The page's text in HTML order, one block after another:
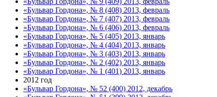
«Бульвар Гордона», № 8 (408) 2013, февраль
«Бульвар Гордона», № 7 (407) 2013, февраль
«Бульвар Гордона», № 6 (406) 2013, февраль
«Бульвар Гордона», № 5 (405) 2013, январь
«Бульвар Гордона», № 4 (404) 2013, январь
«Бульвар Гордона», № 3 (403) 2013, январь
«Бульвар Гордона», № 2 (402) 2013, январь
«Бульвар Гордона», № 1 (401) 2013, январь
2012 год
«Бульвар Гордона», № 52 (400) 2012, декабрь